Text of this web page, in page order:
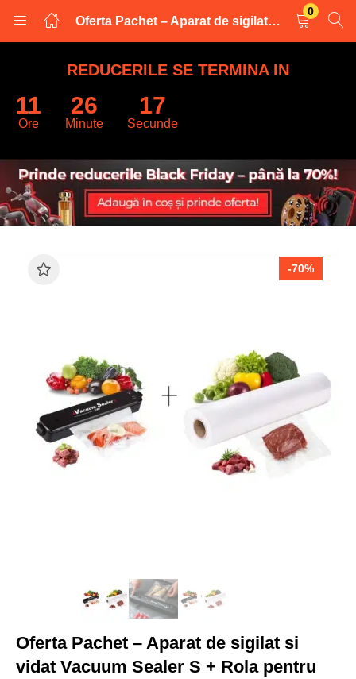
Oferta Pachet – Aparat de sigilat si vidat Vacuum Sealer S + Rola pentru vidat alimente
0
LOGARE
INREGISTRARE
Introduceti numele de utilizator și parola pentru a va autentifica.
REDUCERILE SE TERMINA IN
11
Ore
26
Minute
17
Secunde
-70%
Oferta Pachet – Aparat de sigilat si
vidat Vacuum Sealer S + Rola pentru